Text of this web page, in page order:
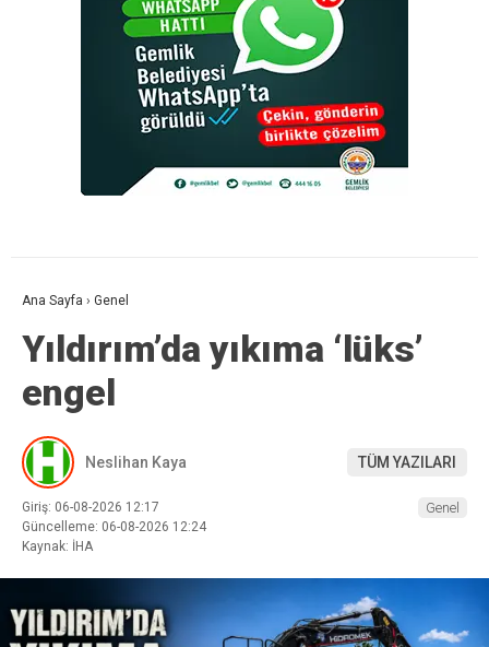
Ana Sayfa › Genel
Yıldırım’da yıkıma ‘lüks’
engel
Neslihan Kaya TÜM YAZILARI
Giriş: 06-08-2026 12:17
Güncelleme: 06-08-2026 12:24
Kaynak: İHA
Genel